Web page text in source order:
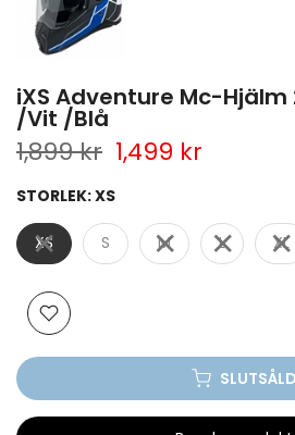
iXS Adventure Mc-Hjälm
/Vit /Blå
1,899 kr 1,499 kr
STORLEK:XS
XS S M L XL
SLUTSÅLD